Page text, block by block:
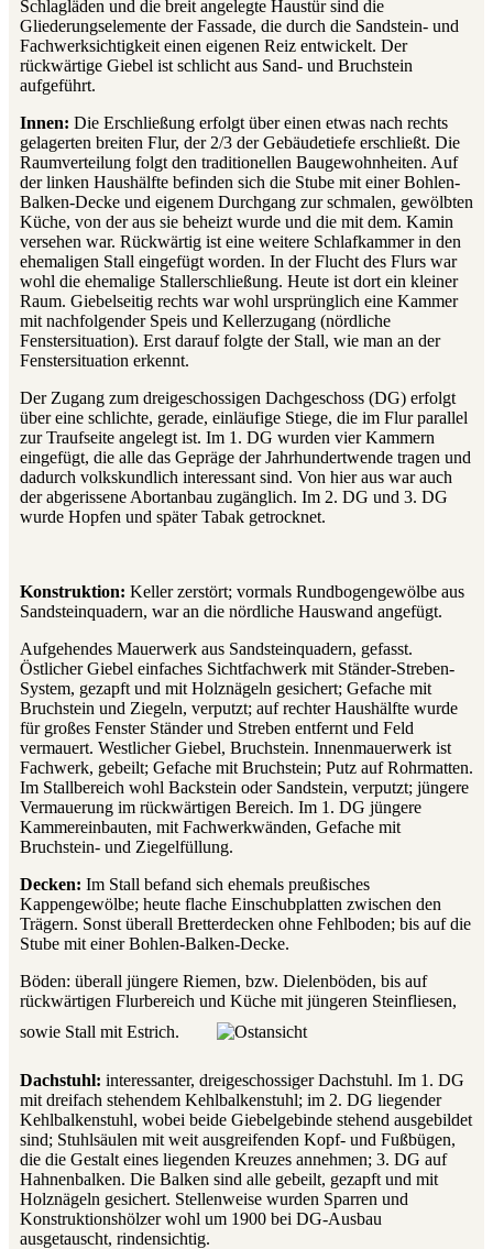
Schlagläden und die breit angelegte Haustür sind die
Gliederungselemente der Fassade, die durch die Sandstein- und
Fachwerksichtigkeit einen eigenen Reiz entwickelt. Der
rückwärtige Giebel ist schlicht aus Sand- und Bruchstein
aufgeführt.
Innen: Die Erschließung erfolgt über einen etwas nach rechts
gelagerten breiten Flur, der 2/3 der Gebäudetiefe erschließt. Die
Raumverteilung folgt den traditionellen Baugewohnheiten. Auf
der linken Haushälfte befinden sich die Stube mit einer Bohlen-
Balken-Decke und eigenem Durchgang zur schmalen, gewölbten
Küche, von der aus sie beheizt wurde und die mit dem. Kamin
versehen war. Rückwärtig ist eine weitere Schlafkammer in den
ehemaligen Stall eingefügt worden. In der Flucht des Flurs war
wohl die ehemalige Stallerschließung. Heute ist dort ein kleiner
Raum. Giebelseitig rechts war wohl ursprünglich eine Kammer
mit nachfolgender Speis und Kellerzugang (nördliche
Fenstersituation). Erst darauf folgte der Stall, wie man an der
Fenstersituation erkennt.
Der Zugang zum dreigeschossigen Dachgeschoss (DG) erfolgt
über eine schlichte, gerade, einläufige Stiege, die im Flur parallel
zur Traufseite angelegt ist. Im 1. DG wurden vier Kammern
eingefügt, die alle das Gepräge der Jahrhundertwende tragen und
dadurch volkskundlich interessant sind. Von hier aus war auch
der abgerissene Abortanbau zugänglich. Im 2. DG und 3. DG
wurde Hopfen und später Tabak getrocknet.
Konstruktion: Keller zerstört; vormals Rundbogengewölbe aus
Sandsteinquadern, war an die nördliche Hauswand angefügt.
Aufgehendes Mauerwerk aus Sandsteinquadern, gefasst.
Östlicher Giebel einfaches Sichtfachwerk mit Ständer-Streben-
System, gezapft und mit Holznägeln gesichert; Gefache mit
Bruchstein und Ziegeln, verputzt; auf rechter Haushälfte wurde
für großes Fenster Ständer und Streben entfernt und Feld
vermauert. Westlicher Giebel, Bruchstein. Innenmauerwerk ist
Fachwerk, gebeilt; Gefache mit Bruchstein; Putz auf Rohrmatten.
Im Stallbereich wohl Backstein oder Sandstein, verputzt; jüngere
Vermauerung im rückwärtigen Bereich. Im 1. DG jüngere
Kammereinbauten, mit Fachwerkwänden, Gefache mit
Bruchstein- und Ziegelfüllung.
Decken: Im Stall befand sich ehemals preußisches
Kappengewölbe; heute flache Einschubplatten zwischen den
Trägern. Sonst überall Bretterdecken ohne Fehlboden; bis auf die
Stube mit einer Bohlen-Balken-Decke.
Böden: überall jüngere Riemen, bzw. Dielenböden, bis auf
rückwärtigen Flurbereich und Küche mit jüngeren Steinfliesen,
sowie Stall mit Estrich.
Dachstuhl: interessanter, dreigeschossiger Dachstuhl. Im 1. DG
mit dreifach stehendem Kehlbalkenstuhl; im 2. DG liegender
Kehlbalkenstuhl, wobei beide Giebelgebinde stehend ausgebildet
sind; Stuhlsäulen mit weit ausgreifenden Kopf- und Fußbügen,
die die Gestalt eines liegenden Kreuzes annehmen; 3. DG auf
Hahnenbalken. Die Balken sind alle gebeilt, gezapft und mit
Holznägeln gesichert. Stellenweise wurden Sparren und
Konstruktionshölzer wohl um 1900 bei DG-Ausbau
ausgetauscht, rindensichtig.